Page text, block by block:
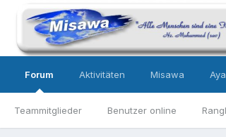
Forum
Teammitglieder Benutzer online
Aktivitäten Misawa